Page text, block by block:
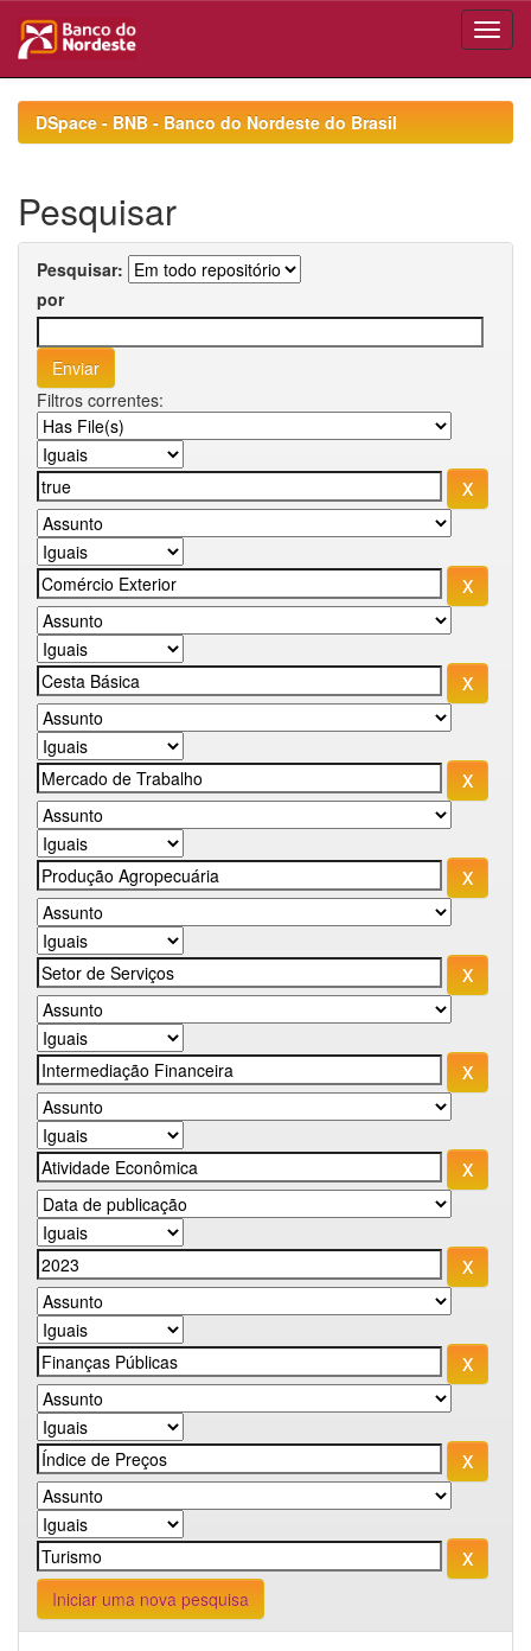
navigationDSpace - BNB - Banco do Nordeste do Brasil
Pesquisar
Pesquisar:
por
Filtros correntes:
Iniciar uma nova pesquisa